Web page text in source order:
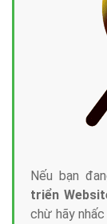
Nếu bạn
triển
chừ hãy